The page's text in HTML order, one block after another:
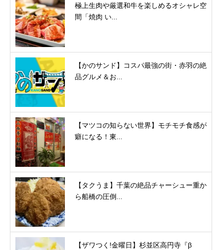
極上生肉や厳選和牛を楽しめるオシャレ空
間「焼肉 い...
【かのサンド】コスパ最強の街・赤羽の絶
品グルメ＆お...
【マツコの知らない世界】モチモチ食感が
癖になる！東...
【タクうま】千葉の絶品チャーシュー重か
ら船橋の圧倒...
【ザワつく!金曜日】杉並区高円寺『β